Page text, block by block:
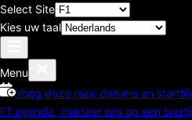
Select Site
Kies uw taal
Menu
Voeg deze race datums en
F1 agenda, trakteer ons op een